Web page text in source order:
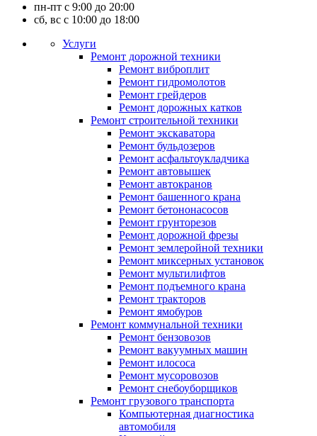
пн-пт с 9:00 до 20:00
сб, вс с 10:00 до 18:00
Услуги
Ремонт дорожной техники
Ремонт виброплит
Ремонт гидромолотов
Ремонт грейдеров
Ремонт дорожных катков
Ремонт строительной техники
Ремонт экскаватора
Ремонт бульдозеров
Ремонт асфальтоукладчика
Ремонт автовышек
Ремонт автокранов
Ремонт башенного крана
Ремонт бетононасосов
Ремонт грунторезов
Ремонт дорожной фрезы
Ремонт землеройной техники
Ремонт миксерных установок
Ремонт мультилифтов
Ремонт подъемного крана
Ремонт тракторов
Ремонт ямобуров
Ремонт коммунальной техники
Ремонт бензовозов
Ремонт вакуумных машин
Ремонт илососа
Ремонт мусоровозов
Ремонт снебоуборщиков
Ремонт грузового транспорта
Компьютерная диагностика
автомобиля